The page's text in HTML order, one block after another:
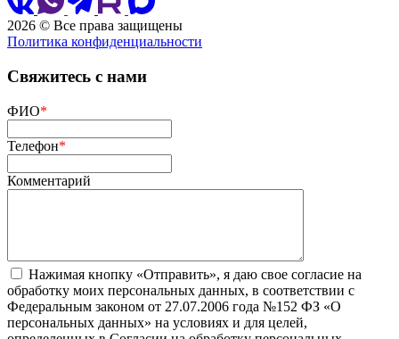
2026 © Все права защищены
Политика конфиденциальности
Свяжитесь с нами
ФИО*
Телефон*
Комментарий
Нажимая кнопку «Отправить», я даю свое согласие на
обработку моих персональных данных, в соответствии с
Федеральным законом от 27.07.2006 года №152 ФЗ «О
персональных данных» на условиях и для целей,